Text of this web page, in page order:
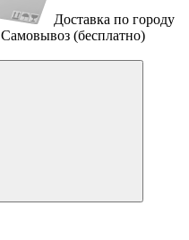
Доставка по городу
Самовывоз (бесплатно)